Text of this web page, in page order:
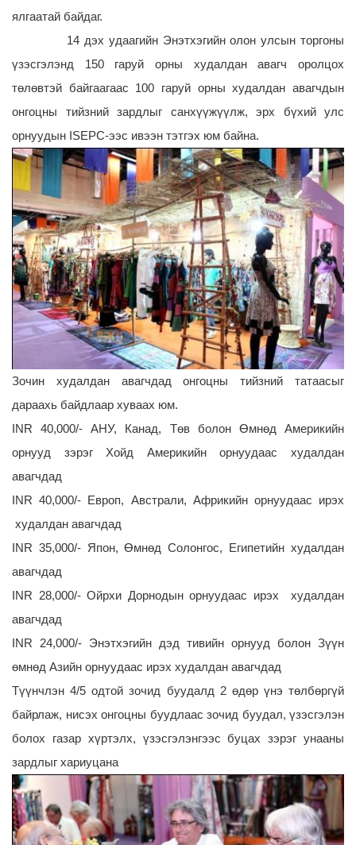
ялгаатай байдаг.
14 дэх удаагийн Энэтхэгийн олон улсын торгоны
үзэсгэлэнд 150 гаруй орны худалдан авагч оролцох
төлөвтэй байгаагаас 100 гаруй орны худалдан авагчдын
онгоцны тийзний зардлыг санхүүжүүлж, эрх бүхий улс
орнуудын ISEPC-ээс ивээн тэтгэх юм байна.
Зочин худалдан авагчдад онгоцны тийзний татаасыг
дараахь байдлаар хуваах юм.
INR 40,000/- АНУ, Канад, Төв болон Өмнөд Америкийн
орнууд зэрэг Хойд Америкийн орнуудаас худалдан
авагчдад
INR 40,000/- Европ, Австрали, Африкийн орнуудаас ирэх
худалдан авагчдад
INR 35,000/- Япон, Өмнөд Солонгос, Египетийн худалдан
авагчдад
INR 28,000/- Ойрхи Дорнодын орнуудаас ирэх худалдан
авагчдад
INR 24,000/- Энэтхэгийн дэд тивийн орнууд болон Зүүн
өмнөд Азийн орнуудаас ирэх худалдан авагчдад
Түүнчлэн 4/5 одтой зочид буудалд 2 өдөр үнэ төлбөргүй
байрлаж, нисэх онгоцны буудлаас зочид буудал, үзэсгэлэн
болох газар хүртэлх, үзэсгэлэнгээс буцах зэрэг унааны
зардлыг хариуцана